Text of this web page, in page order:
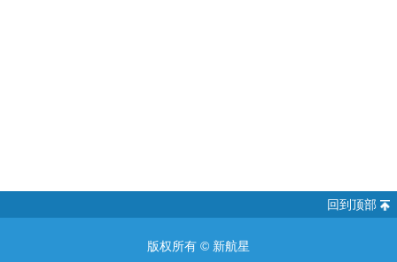
回到顶部
版权所有 © 新航星